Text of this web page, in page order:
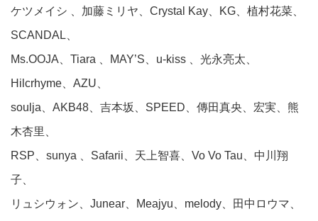
ケツメイシ 、加藤ミリヤ、Crystal Kay、KG、植村花菜、
SCANDAL、
Ms.OOJA、Tiara 、MAY’S、u-kiss 、光永亮太、
Hilcrhyme、AZU、
soulja、AKB48、吉本坂、SPEED、傳田真央、宏実、熊
木杏里、
RSP、sunya 、Safarii、天上智喜、Vo Vo Tau、中川翔
子、
リュシウォン、Junear、Meajyu、melody、田中ロウマ、